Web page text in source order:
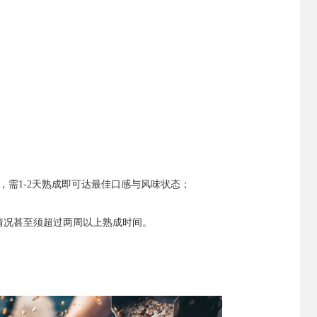
1-2天熟成即可达最佳口感与风味状态；
甚至须超过两周以上熟成时间。